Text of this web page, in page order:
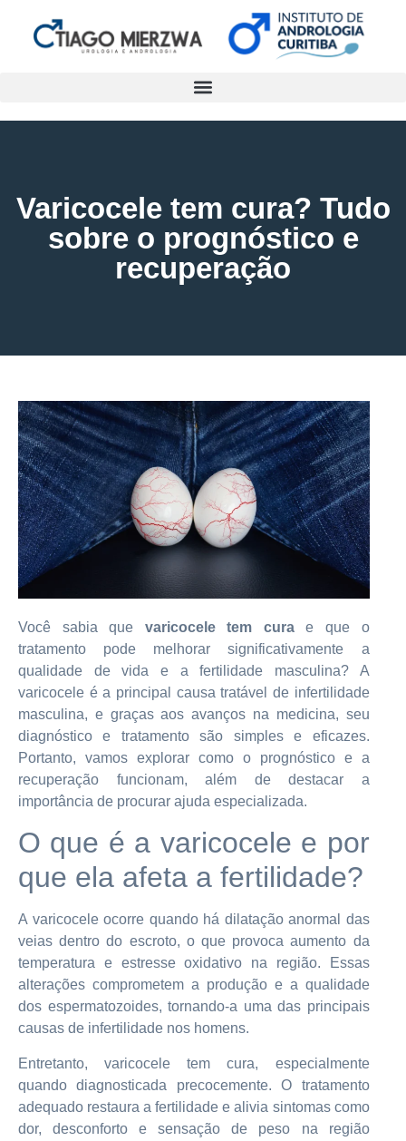
Varicocele tem cura? Tudo
sobre o prognóstico e
recuperação
Você sabia que varicocele tem curae que o
tratamento pode melhorar significativamente a
qualidade de vida e a fertilidade masculina? A
varicocele é a principal causa tratável de infertilidade
masculina, e graças aos avanços na medicina, seu
diagnóstico e tratamento são simples e eficazes.
Portanto, vamos explorar como o prognóstico e a
recuperação funcionam, além de destacar a
importância de procurar ajuda especializada.
O que é a varicocele e por
que ela afeta a fertilidade?
A varicocele ocorre quando há dilatação anormal das
veias dentro do escroto, o que provoca aumento da
temperatura e estresse oxidativo na região. Essas
alterações comprometem a produção e a qualidade
dos espermatozoides, tornando-a uma das principais
causas de infertilidade nos homens.
Entretanto, varicocele tem cura, especialmente
quando diagnosticada precocemente. O tratamento
adequado restaura a fertilidade e alivia sintomas como
dor, desconforto e sensação de peso na região